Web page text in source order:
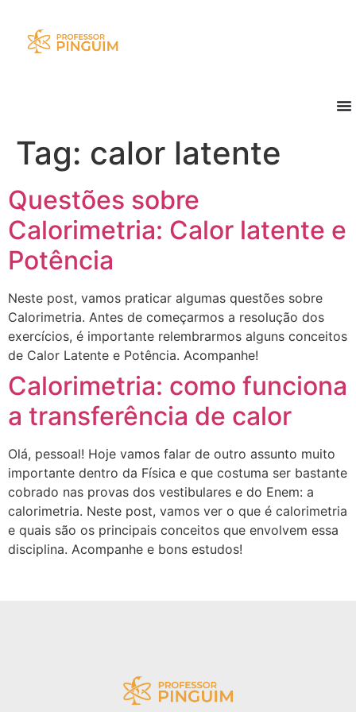
Tag: calor latente
Questões sobre
Calorimetria: Calor latente e
Potência
Neste post, vamos praticar algumas questões sobre
Calorimetria. Antes de começarmos a resolução dos
exercícios, é importante relembrarmos alguns conceitos
de Calor Latente e Potência. Acompanhe!
Calorimetria: como funciona
a transferência de calor
Olá, pessoal! Hoje vamos falar de outro assunto muito
importante dentro da Física e que costuma ser bastante
cobrado nas provas dos vestibulares e do Enem: a
calorimetria. Neste post, vamos ver o que é calorimetria
e quais são os principais conceitos que envolvem essa
disciplina. Acompanhe e bons estudos!